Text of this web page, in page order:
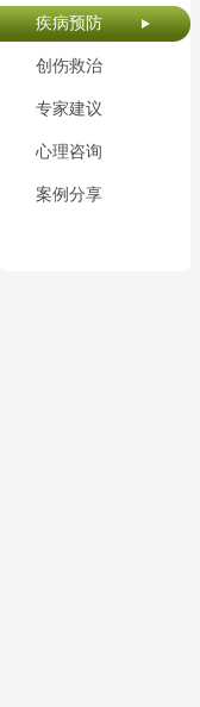
疾病预防
创伤救治
专家建议
心理咨询
案例分享